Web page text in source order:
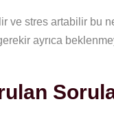
ve stres artabilir bu
ayrıca